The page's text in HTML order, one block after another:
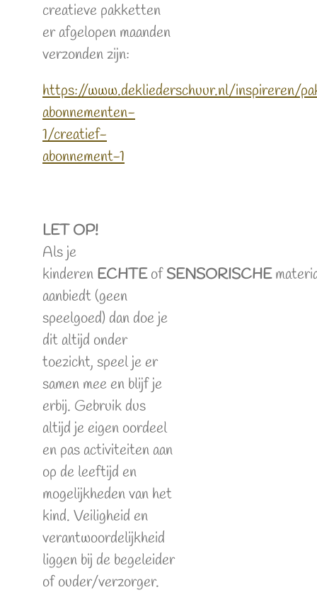
creatieve pakketten
er afgelopen maanden
verzonden zijn:
https://www.dekliederschuur.nl/inspireren/
abonnementen-
1/creatief-
abonnement-1
LET OP!
Als je
kinderen ECHTEofSENSORISCHE
aanbiedt (geen
speelgoed) dan doe je
dit altijd onder
toezicht, speel je er
samen mee en blijf je
erbij. Gebruik dus
altijd je eigen oordeel
en pas activiteiten aan
op de leeftijd en
mogelijkheden van het
kind. Veiligheid en
verantwoordelijkheid
liggen bij de begeleider
of ouder/verzorger.